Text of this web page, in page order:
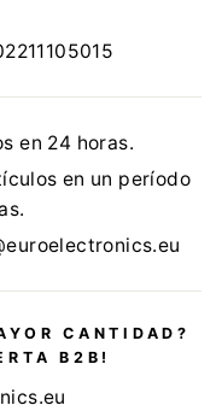
en 24 horas.
en un período
CANTIDAD?
B2B!